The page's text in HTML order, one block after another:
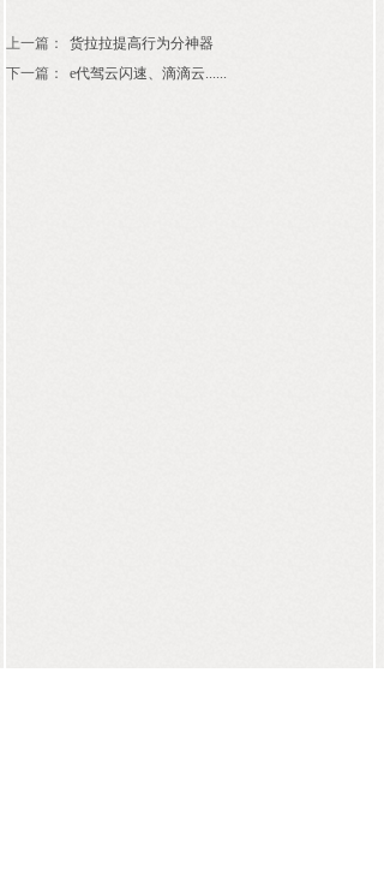
上一篇：
货拉拉提高行为分神器
下一篇：
e代驾云闪速、滴滴云......